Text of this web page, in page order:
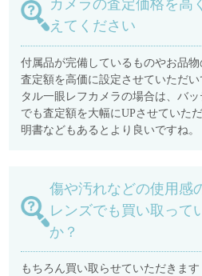
カメラの査定価格を高
えてください
付属品が完備しているものやお品
査定額を高価に設定させていただ
タル一眼レフカメラの場合は、バ
でも査定額を大幅にUPさせていた
明書などもあるとより良いですね。
傷や汚れなどの使用感
レンズでも買い取って
か？
もちろん買い取らせていただきま